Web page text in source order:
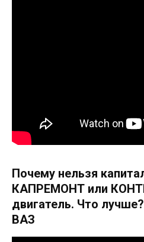
Почему нельзя
КАПРЕМОНТ или
двигатель. Что
ВАЗ